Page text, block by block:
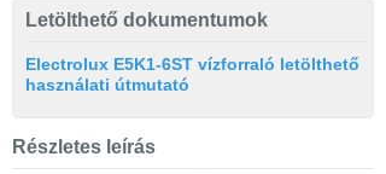
Letölthető dokumentumok
Electrolux E5K1-6ST vízforraló letölthető
használati útmutató
Részletes leírás